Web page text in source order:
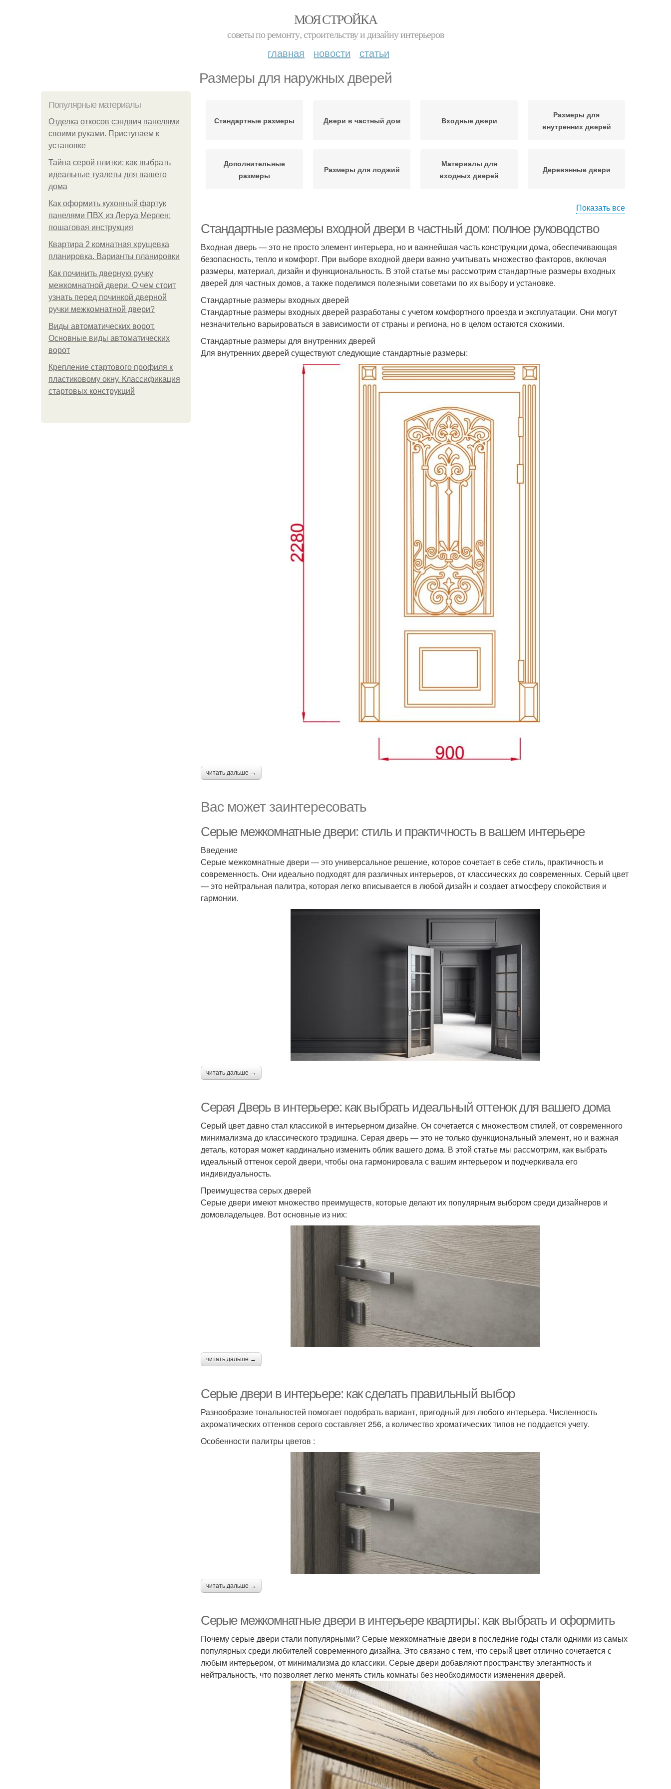
МОЯ СТРОЙКА
советы по ремонту, строительству и дизайну интерьеров
главная новости статьи
Размеры для наружных дверей
Популярные материалы
Отделка откосов сэндвич панелями
своими руками. Приступаем к
установке
Тайна серой плитки: как выбрать
идеальные туалеты для вашего
дома
Как оформить кухонный фартук
панелями ПВХ из Леруа Мерлен:
пошаговая инструкция
Квартира 2 комнатная хрущевка
планировка. Варианты планировки
Как починить дверную ручку
межкомнатной двери. О чем стоит
узнать перед починкой дверной
ручки межкомнатной двери?
Виды автоматических ворот.
Основные виды автоматических
ворот
Крепление стартового профиля к
пластиковому окну. Классификация
стартовых конструкций
Стандартные размеры Двери в частный дом Входные двери
Размеры для
внутренних дверей
Дополнительные
размеры
Размеры для лоджий
Материалы для
входных дверей
Деревянные двери
Двери в зависимости Двери в россии Двери в квартиру Двери в частном доме
Показать все
Стандартные размеры входной двери в частный дом: полное руководство
Входная дверь — это не просто элемент интерьера, но и важнейшая часть конструкции дома, обеспечивающая
безопасность, тепло и комфорт. При выборе входной двери важно учитывать множество факторов, включая
размеры, материал, дизайн и функциональность. В этой статье мы рассмотрим стандартные размеры входных
дверей для частных домов, а также поделимся полезными советами по их выбору и установке.
Стандартные размеры входных дверей
Стандартные размеры входных дверей разработаны с учетом комфортного проезда и эксплуатации. Они могут
незначительно варьироваться в зависимости от страны и региона, но в целом остаются схожими.
Стандартные размеры для внутренних дверей
Для внутренних дверей существуют следующие стандартные размеры:
читать дальше →
Вас может заинтересовать
Серые межкомнатные двери: стиль и практичность в вашем интерьере
Введение
Серые межкомнатные двери — это универсальное решение, которое сочетает в себе стиль, практичность и
современность. Они идеально подходят для различных интерьеров, от классических до современных. Серый цвет
— это нейтральная палитра, которая легко вписывается в любой дизайн и создает атмосферу спокойствия и
гармонии.
читать дальше →
Серая Дверь в интерьере: как выбрать идеальный оттенок для вашего дома
Серый цвет давно стал классикой в интерьерном дизайне. Он сочетается с множеством стилей, от современного
минимализма до классического трэдишна. Серая дверь — это не только функциональный элемент, но и важная
деталь, которая может кардинально изменить облик вашего дома. В этой статье мы рассмотрим, как выбрать
идеальный оттенок серой двери, чтобы она гармонировала с вашим интерьером и подчеркивала его
индивидуальность.
Преимущества серых дверей
Серые двери имеют множество преимуществ, которые делают их популярным выбором среди дизайнеров и
домовладельцев. Вот основные из них:
читать дальше →
Серые двери в интерьере: как сделать правильный выбор
Разнообразие тональностей помогает подобрать вариант, пригодный для любого интерьера. Численность
ахроматических оттенков серого составляет 256, а количество хроматических типов не поддается учету.
Особенности палитры цветов :
читать дальше →
Серые межкомнатные двери в интерьере квартиры: как выбрать и оформить
Почему серые двери стали популярными? Серые межкомнатные двери в последние годы стали одними из самых
популярных среди любителей современного дизайна. Это связано с тем, что серый цвет отлично сочетается с
любым интерьером, от минимализма до классики. Серые двери добавляют пространству элегантность и
нейтральность, что позволяет легко менять стиль комнаты без необходимости изменения дверей.